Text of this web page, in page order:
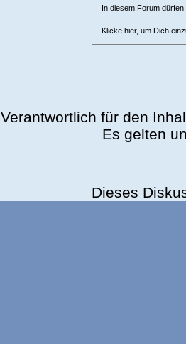
In diesem Forum
Klicke hier, um Dich
Verantwortlich für den
Es gelten
Dieses